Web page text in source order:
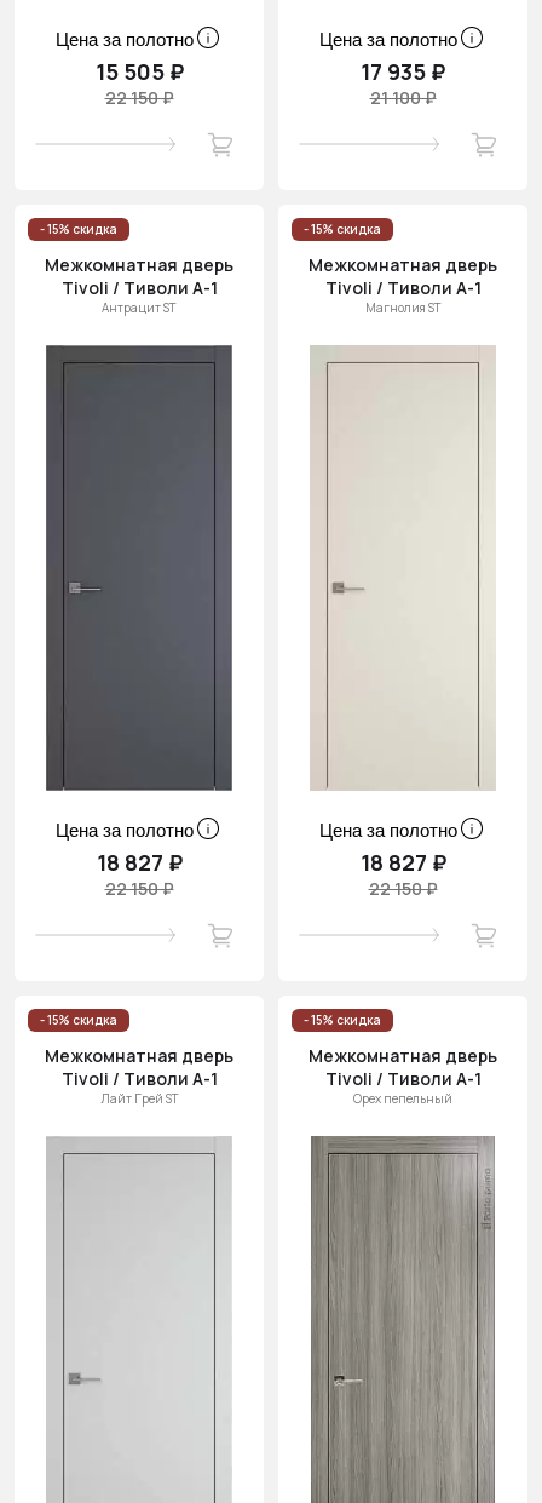
Цена за полотно
15 505 ₽
22 150 ₽
Цена за полотно
17 935 ₽
21 100 ₽
- 15% скидка
Межкомнатная дверь
Tivoli / Тиволи А-1
Антрацит ST
Цена за полотно
18 827 ₽
22 150 ₽
- 15% скидка
Межкомнатная дверь
Tivoli / Тиволи А-1
Магнолия ST
Цена за полотно
18 827 ₽
22 150 ₽
- 15% скидка
Межкомнатная дверь
Tivoli / Тиволи А-1
Лайт Грей ST
- 15% скидка
Межкомнатная дверь
Tivoli / Тиволи А-1
Орех пепельный